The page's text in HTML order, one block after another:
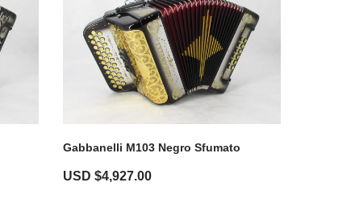
Gabbanelli M103 Negro Sfumato
USD $4,927.00